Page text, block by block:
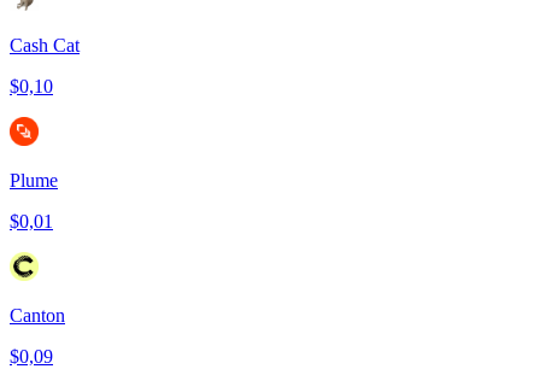
Cash Cat
$0,10
Plume
$0,01
Canton
$0,09